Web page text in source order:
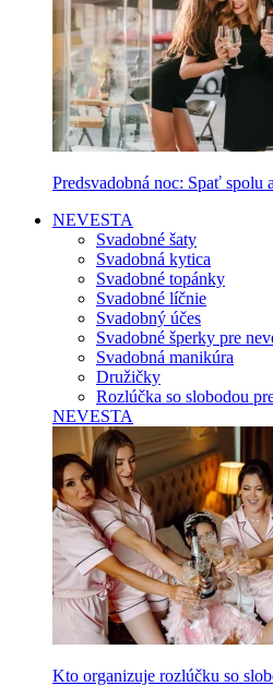
Predsvadobná noc: Spať spolu
NEVESTA
Svadobné šaty
Svadobná kytica
Svadobné topánky
Svadobné líčnie
Svadobný účes
Svadobné šperky pre
Svadobná manikúra
Družičky
Rozlúčka so slobodou
NEVESTA
Kto organizuje rozlúčku so